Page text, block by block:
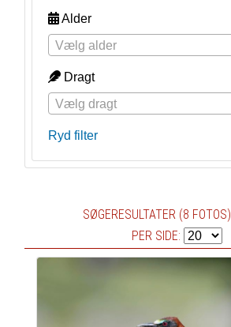
Alder
Vælg alder
Dragt
Vælg dragt
Ryd filter
SØGERESULTATER (8 FOTOS)
PER SIDE: